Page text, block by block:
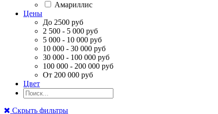
Амариллис
Цены
До 2500 руб
2 500 - 5 000 руб
5 000 - 10 000 руб
10 000 - 30 000 руб
30 000 - 100 000 руб
100 000 - 200 000 руб
От 200 000 руб
Цвет
Скрыть фильтры